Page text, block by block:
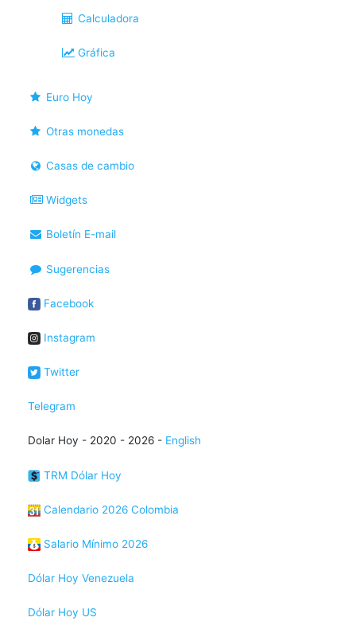
Calculadora
Gráfica
Euro Hoy
Otras monedas
Casas de cambio
Widgets
Boletín E-mail
Sugerencias
Facebook
Instagram
Twitter
Telegram
Dolar Hoy - 2020 - 2026 - English
TRM Dólar Hoy
Calendario 2026 Colombia
Salario Mínimo 2026
Dólar Hoy Venezuela
Dólar Hoy US